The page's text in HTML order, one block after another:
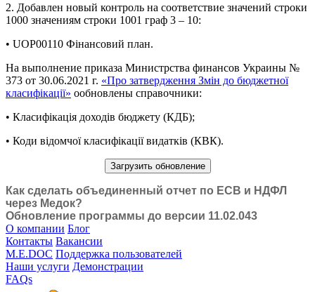
2. Добавлен новый контроль на соответствие значений строки
1000 значениям строки 1001 граф 3 – 10:
• UOP00110 Фінансовий план.
На выполнение приказа Министрства финансов Украины №
373 от 30.06.2021 г. «Про затвердження Змін до бюджетної
класифікації» ообновлены справочники:
• Класифікація доходів бюджету (КДБ);
• Коди відомчої класифікації видатків (КВК).
Загрузить обновление
Как сделать объединенный отчет по ЕСВ и НДФЛ
через Медок?
Обновление программы до версии 11.02.043
О компании Блог
Контакты Вакансии
M.E.DOC Поддержка пользователей
Наши услуги Демонстрации
FAQs